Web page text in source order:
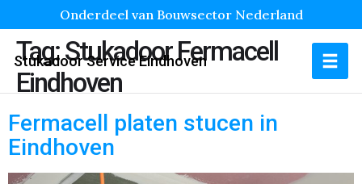
Onderdeel van Bouwsector Nederland
Stukadoor Service Eindhoven
Tag:Stukadoor Fermacell
Eindhoven
Fermacell platen stucen in
Eindhoven